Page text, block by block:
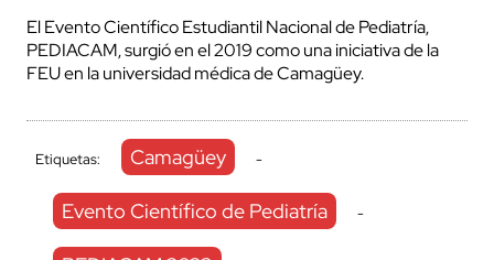
El Evento Científico Estudiantil Nacional de Pediatría,
PEDIACAM, surgió en el 2019 como una iniciativa de la
FEU en la universidad médica de Camagüey.
Etiquetas: Camagüey -
Evento Científico de Pediatría -